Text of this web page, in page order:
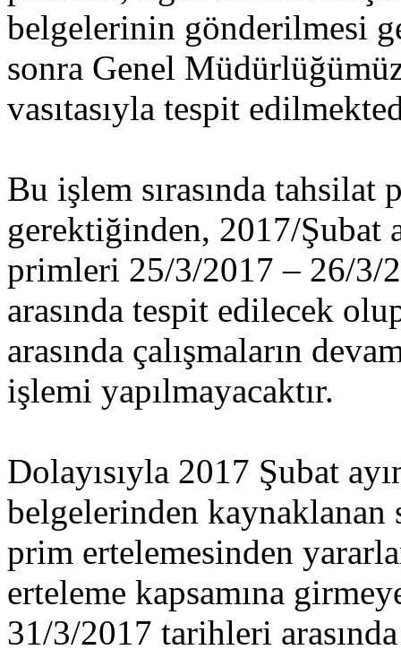
belgelerinin gönderilmesi
sonra Genel
vasıtasıyla tespit
Bu işlem sırasında tahsilat
gerektiğinden, 2017/Şubat
primleri 25/3/2017 – 26/3/
arasında tespit edilecek
arasında çalışmaların
işlemi yapılmayacaktır.
Dolayısıyla 2017 Şubat
belgelerinden kaynaklanan
prim ertelemesinden
erteleme kapsamına
31/3/2017 tarihleri